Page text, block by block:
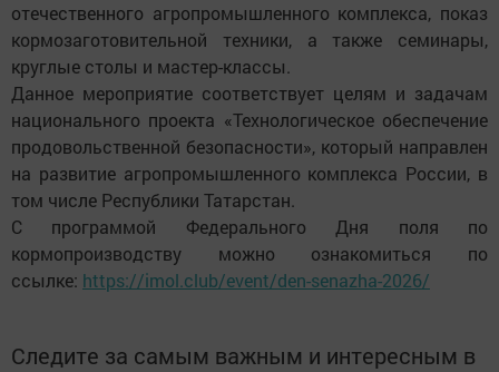
отечественного агропромышленного комплекса, показ
кормозаготовительной техники, а также семинары,
круглые столы и мастер-классы.
Данное мероприятие соответствует целям и задачам
национального проекта «Технологическое обеспечение
продовольственной безопасности», который направлен
на развитие агропромышленного комплекса России, в
том числе Республики Татарстан.
С программой Федерального Дня поля по
кормопроизводству можно ознакомиться по
ссылке: https://imol.club/event/den-senazha-2026/
Следите за самым важным и интересным в